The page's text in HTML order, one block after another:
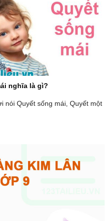
nghĩa là gì?
nói Quyết sống mái, Quyết một